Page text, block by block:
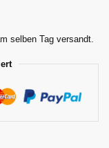
selben Tag versandt.